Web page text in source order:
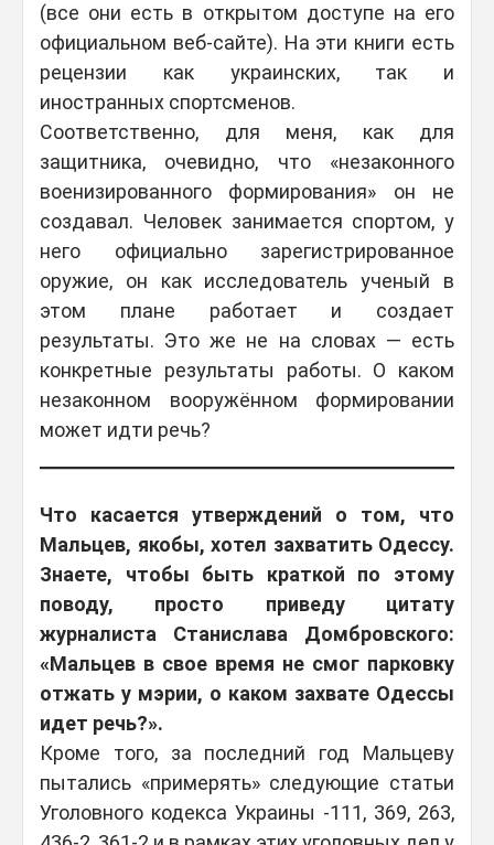
(все они есть в открытом доступе на его
официальном веб-сайте). На эти книги есть
рецензии как украинских, так и
иностранных спортсменов.
Соответственно, для меня, как для
защитника, очевидно, что «незаконного
военизированного формирования» он не
создавал. Человек занимается спортом, у
него официально зарегистрированное
оружие, он как исследователь ученый в
этом плане работает и создает
результаты. Это же не на словах — есть
конкретные результаты работы. О каком
незаконном вооружённом формировании
может идти речь?
Что касается утверждений о том, что
Мальцев, якобы, хотел захватить Одессу.
Знаете, чтобы быть краткой по этому
поводу, просто приведу цитату
журналиста Станислава Домбровского:
«Мальцев в свое время не смог парковку
отжать у мэрии, о каком захвате Одессы
идет речь?».
Кроме того, за последний год Мальцеву
пытались «примерять» следующие статьи
Уголовного кодекса Украины -111, 369, 263,